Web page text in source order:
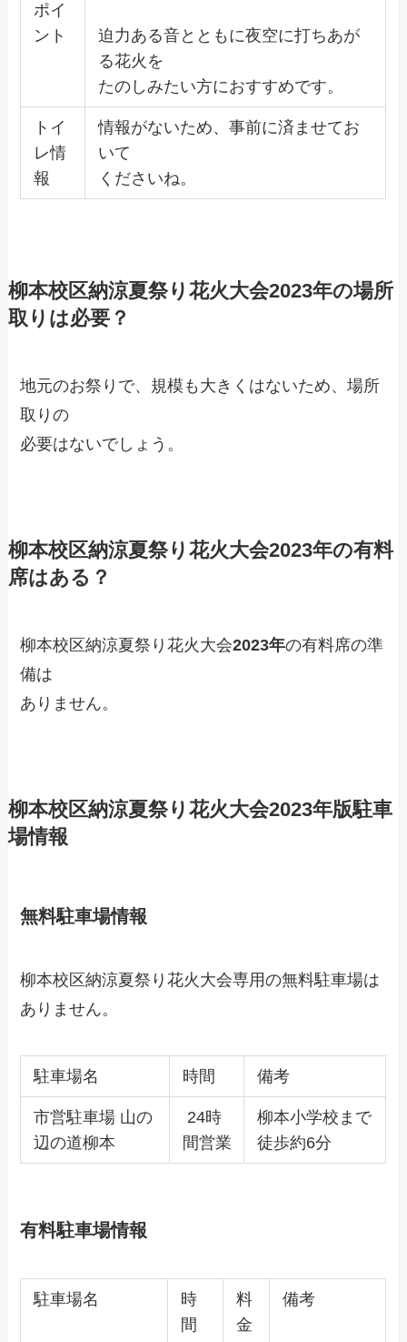
ポイ
ント
迫力ある音とともに夜空に打ちあが
る花火を
たのしみたい方におすすめです。
トイ
レ情
報
情報がないため、事前に済ませてお
いて
くださいね。
柳本校区納涼夏祭り花火大会2023年の場所
取りは必要？
地元のお祭りで、規模も大きくはないため、場所
取りの
必要はないでしょう。
柳本校区納涼夏祭り花火大会2023年の有料
席はある？
柳本校区納涼夏祭り花火大会2023年の有料席の準
備は
ありません。
柳本校区納涼夏祭り花火大会2023年版駐車
場情報
無料駐車場情報
柳本校区納涼夏祭り花火大会専用の無料駐車場は
ありません。
駐車場名 時間 備考
市営駐車場 山の
辺の道柳本
24時
間営業
柳本小学校まで
徒歩約6分
有料駐車場情報
駐車場名
時
間
料
金
備考